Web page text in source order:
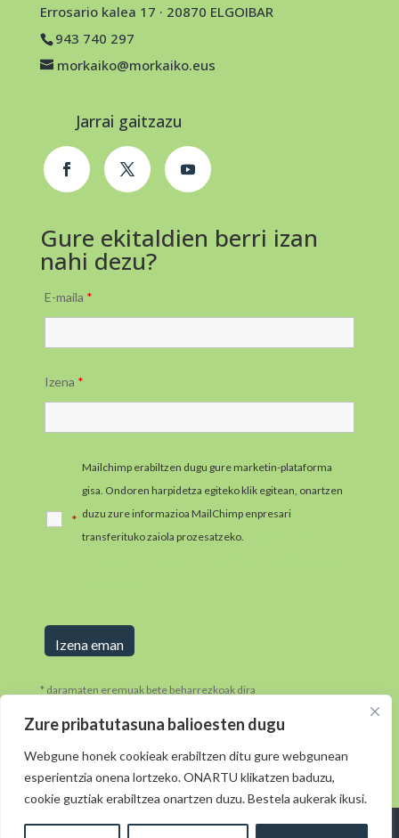
Zure pribatutasuna balioesten dugu
Webgune honek cookieak erabiltzen ditu gure webgunean
esperientzia onena lortzeko. ONARTU klikatzen baduzu,
cookie guztiak erabiltzea onartzen duzu. Bestela aukerak ikusi.
Errosario kalea 17 · 20870 ELGOIBAR
943 740 297
morkaiko@morkaiko.eus
Jarrai gaitzazu
Gure ekitaldien berri izan
nahi dezu?
* daramaten eremuak bete beharrezkoak dira
E-maila *
Izena *
*
Mailchimp erabiltzen dugu gure marketin-plataforma
gisa. Ondoren harpidetza egiteko klik egitean, onartzen
duzu zure informazioa MailChimp enpresari
transferituko zaiola prozesatzeko.